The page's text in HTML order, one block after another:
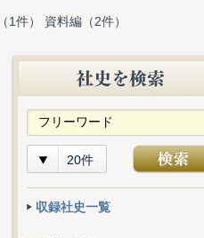
件） 資料編（2件）
20件
収録社史一覧